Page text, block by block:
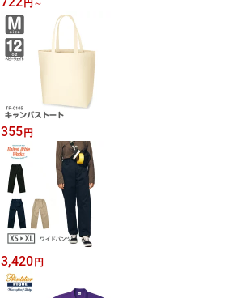
円 ～
355円
3,420円